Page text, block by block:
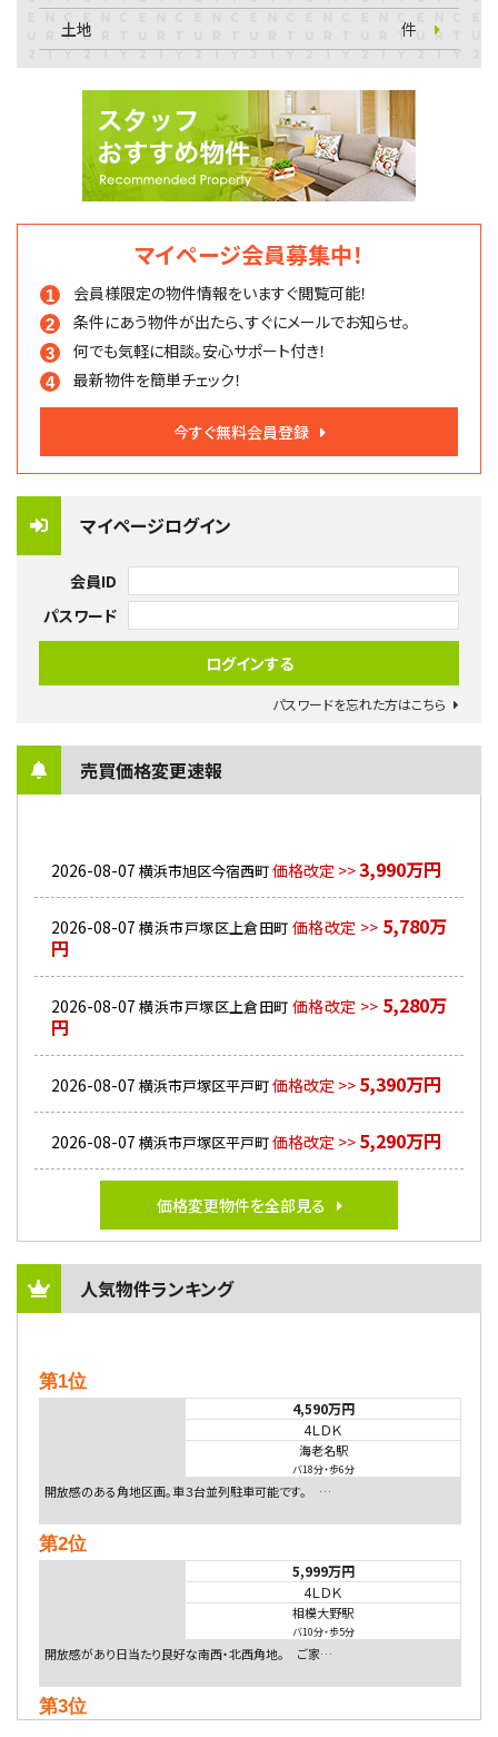
土地
件
マイページ会員募集中！
会員様限定の物件情報をいますぐ閲覧可能！
条件にあう物件が出たら、すぐにメールでお知らせ。
何でも気軽に相談。安心サポート付き！
最新物件を簡単チェック！
今すぐ無料会員登録
マイページログイン
会員ID
パスワード
パスワードを忘れた方はこちら
売買価格変更速報
2026-08-07 横浜市旭区今宿西町価格改定 >>3,990万円
2026-08-07 横浜市戸塚区上倉田町 価格改定 >> 5,780万
円
2026-08-07 横浜市戸塚区上倉田町 価格改定 >> 5,280万
円
2026-08-07 横浜市戸塚区平戸町価格改定 >> 5,390万円
2026-08-07 横浜市戸塚区平戸町価格改定 >> 5,290万円
価格変更物件を全部見る
人気物件ランキング
第1位
4,590万円
4ＬＤＫ
海老名駅
バ18分・歩6分
開放感のある角地区画。車３台並列駐車可能です。 …
第2位
5,999万円
4ＬＤＫ
相模大野駅
バ10分・歩5分
開放感があり日当たり良好な南西・北西角地。 ご家…
第3位